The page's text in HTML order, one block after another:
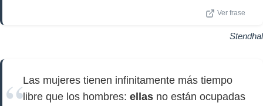
Ver frase
Stendhal
Las mujeres tienen infinitamente más tiempo
libre que los hombres: ellas no están ocupadas